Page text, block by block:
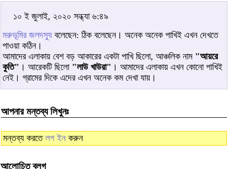
১০ ই জুলাই, ২০২০ সন্ধ্যা ৬:৪৯
মরুভূমির জলদস্যু বলেছেন: ঠিক বলেছেন। অনেক অনেক পাখিই এখন দেখতে
পাওয়া কঠিন।
আমাদের এলাকায় বেশ বড় আকারের একটা পাখি ছিলো, আঞ্চলিক নাম "আয়রে
কুতি" । আরেকটি ছিলো "লাউ খাউরা" । আমাদের এলাকায় এখন কোনো পাখিই
নেই। গ্রামের দিকে এদের এখন অনেক কম দেখা যায়।
আপনার মন্তব্য লিখুনঃ
মন্তব্য করতে লগ ইন করুন
আলোচিত ব্লগ